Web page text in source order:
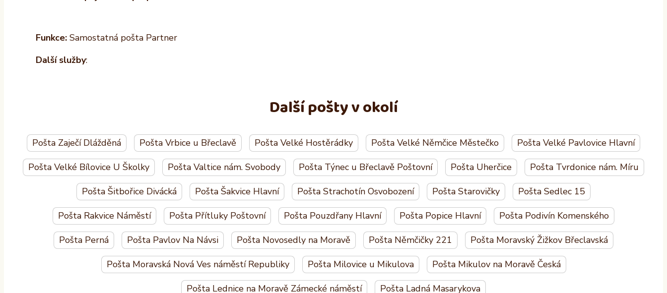
Funkce: Samostatná pošta Partner
Další služby:
Další pošty v okolí
Pošta Zaječí Dlážděná Pošta Vrbice u Břeclavě Pošta Velké Hostěrádky Pošta Velké Němčice Městečko Pošta Velké Pavlovice Hlavní
Pošta Velké Bílovice U Školky Pošta Valtice nám. Svobody Pošta Týnec u Břeclavě Poštovní Pošta Uherčice Pošta Tvrdonice nám. Míru
Pošta Šitbořice Divácká Pošta Šakvice Hlavní Pošta Strachotín Osvobození Pošta Starovičky Pošta Sedlec 15
Pošta Rakvice Náměstí Pošta Přítluky Poštovní Pošta Pouzdřany Hlavní Pošta Popice Hlavní Pošta Podivín Komenského
Pošta Perná Pošta Pavlov Na Návsi Pošta Novosedly na Moravě Pošta Němčičky 221 Pošta Moravský Žižkov Břeclavská
Pošta Moravská Nová Ves náměstí Republiky Pošta Milovice u Mikulova Pošta Mikulov na Moravě Česká
Pošta Lednice na Moravě Zámecké náměstí Pošta Ladná Masarykova